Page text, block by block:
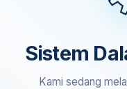
Sistem
Kami sedang